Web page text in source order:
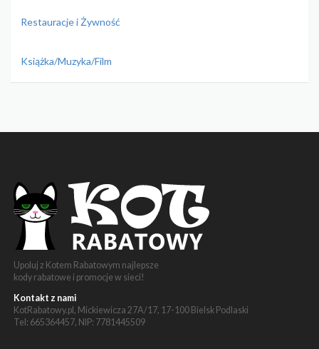
Restauracje i Żywność
Książka/Muzyka/Film
Upoluj z Kotem Rabatowym najlepsze
kody rabatowe i promocje w sieci!
Kontakt z nami
KotRabatowy.pl, Mickiewicza 27A/17, 17-100 Bielsk Podlaski
Tel: 665364457, NIP: 7781445509